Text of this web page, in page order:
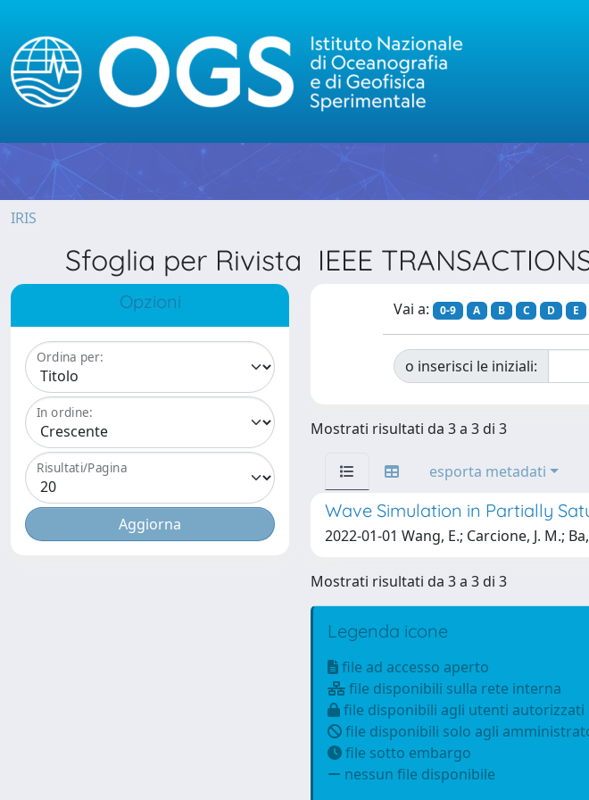
IRIS
Sfoglia per Rivista IEEE
Opzioni
Ordina per:
In ordine:
Risultati/Pagina
Vai a: 0-9 A B C D E
o inserisci le iniziali:
Mostrati risultati da 3 a 3 di 3
esporta metadati
Wave Simulation in Partially
2022-01-01 Wang, E.; Carcione, J. M.; Ba,
Mostrati risultati da 3 a 3 di 3
Legenda icone
file ad accesso aperto
file disponibili sulla rete interna
file disponibili agli utenti autorizzati
file disponibili solo agli
file sotto embargo
nessun file disponibile